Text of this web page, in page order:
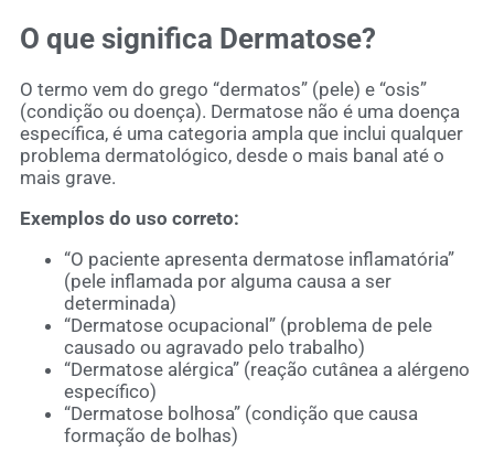
O que significa Dermatose?
O termo vem do grego “dermatos” (pele) e “osis”
(condição ou doença). Dermatose não é uma doença
específica, é uma categoria ampla que inclui qualquer
problema dermatológico, desde o mais banal até o
mais grave.
Exemplos do uso correto:
“O paciente apresenta dermatose inflamatória”
(pele inflamada por alguma causa a ser
determinada)
“Dermatose ocupacional” (problema de pele
causado ou agravado pelo trabalho)
“Dermatose alérgica” (reação cutânea a alérgeno
específico)
“Dermatose bolhosa” (condição que causa
formação de bolhas)